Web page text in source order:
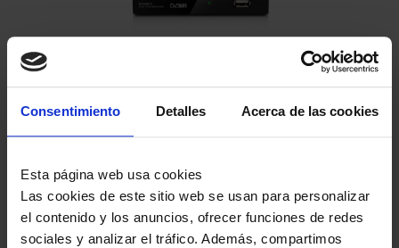
Consentimiento Detalles Acerca de las cookies
Esta página web usa cookies
Las cookies de este sitio web se usan para personalizar
el contenido y los anuncios, ofrecer funciones de redes
sociales y analizar el tráfico. Además, compartimos
TDT ENGEL RT5130 DVBT2 GRABADOR 240827